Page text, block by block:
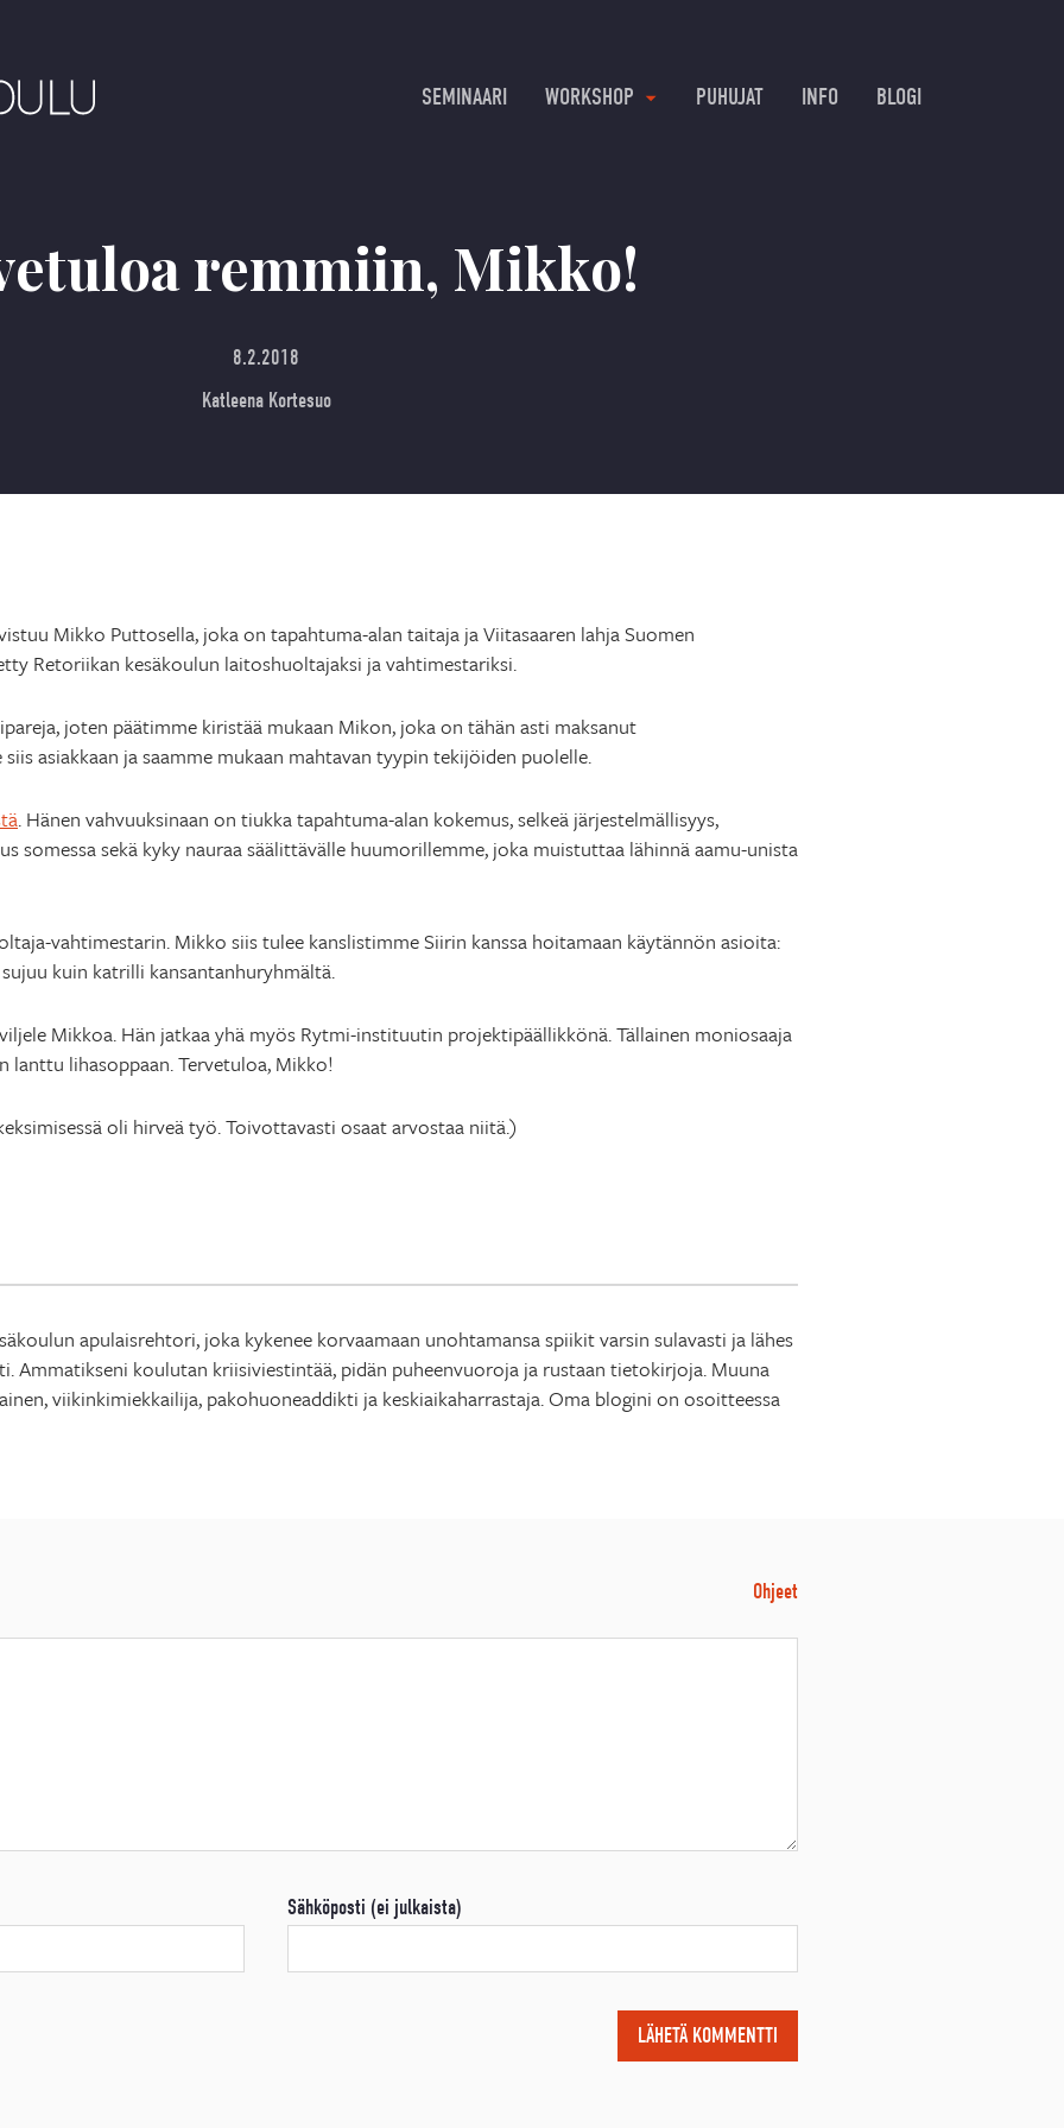
SEMINAARI WORKSHOP PUHUJAT INFO BLOGI
remmiin, Mikko!
8.2.2018
Katleena Kortesuo
Mikko Puttosella, joka on tapahtuma-alan taitaja ja Viitasaaren lahja Suomen
Retoriikan kesäkoulun laitoshuoltajaksi ja vahtimestariksi.
joten päätimme kiristää mukaan Mikon, joka on tähän asti maksanut
asiakkaan ja saamme mukaan mahtavan tyypin tekijöiden puolelle.
. Hänen vahvuuksinaan on tiukka tapahtuma-alan kokemus, selkeä järjestelmällisyys,
somessa sekä kyky nauraa säälittävälle huumorillemme, joka muistuttaa lähinnä aamu-unista
vahtimestarin. Mikko siis tulee kanslistimme Siirin kanssa hoitamaan käytännön asioita:
kuin katrilli kansantanhuryhmältä.
Mikkoa. Hän jatkaa yhä myös Rytmi-instituutin projektipäällikkönä. Tällainen moniosaaja
lihasoppaan. Tervetuloa, Mikko!
oli hirveä työ. Toivottavasti osaat arvostaa niitä.)
apulaisrehtori, joka kykenee korvaamaan unohtamansa spiikit varsin sulavasti ja lähes
Ammatikseni koulutan kriisiviestintää, pidän puheenvuoroja ja rustaan tietokirjoja. Muuna
viikinkimiekkailija, pakohuoneaddikti ja keskiaikaharrastaja. Oma blogini on osoitteessa
Ohjeet
Sähköposti (ei julkaista)